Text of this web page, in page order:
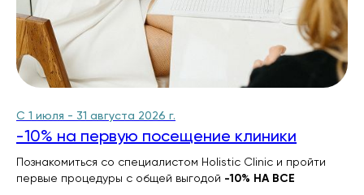
С 1 июля - 31 августа 2026 г.
-10% на первую посещение клиники
Познакомиться со специалистом Holistic Clinic и пройти
первые процедуры с общей выгодой -10% НА ВСЕ